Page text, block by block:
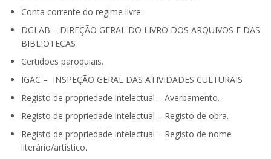
Conta corrente do regime livre.
DGLAB – DIREÇÃO GERAL DO LIVRO DOS ARQUIVOS E DAS
BIBLIOTECAS
Certidões paroquiais.
IGAC – INSPEÇÃO GERAL DAS ATIVIDADES CULTURAIS
Registo de propriedade intelectual – Averbamento.
Registo de propriedade intelectual – Registo de obra.
Registo de propriedade intelectual – Registo de nome
literário/artístico.